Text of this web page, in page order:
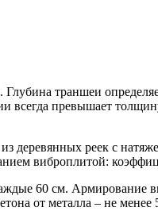
траншеи
превышает
деревянных реек с
виброплитой:
60 см. Армирование
от металла – не